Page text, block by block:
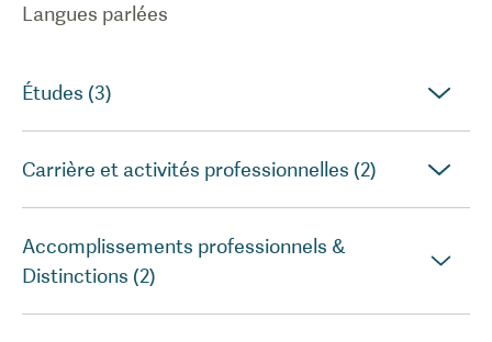
Langues parlées
Études (3)
Carrière et activités professionnelles (2)
Accomplissements professionnels &
Distinctions (2)